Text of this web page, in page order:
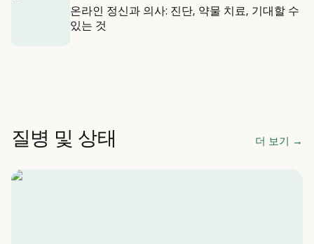
온라인 정신과 의사: 진단, 약물 치료, 기대할 수
있는 것
질병 및 상태 더 보기 →